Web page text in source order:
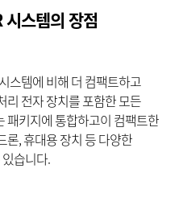
스템의 장점
스템에 비해 더 컴팩트하고
리 전자 장치를 포함한 모든
패키지에 통합하고이 컴팩트한
론, 휴대용 장치 등 다양한
습니다.